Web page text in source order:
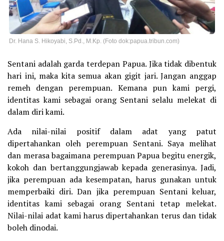
Dr. Hana S. Hikoyabi, S.Pd., M.Kp. (Foto dok:papua.tribun.com)
Sentani adalah garda terdepan Papua. Jika tidak dibentuk
hari ini, maka kita semua akan gigit jari. Jangan anggap
remeh dengan perempuan. Kemana pun kami pergi,
identitas kami sebagai orang Sentani selalu melekat di
dalam diri kami.
Ada nilai-nilai positif dalam adat yang patut
dipertahankan oleh perempuan Sentani. Saya melihat
dan merasa bagaimana perempuan Papua begitu energik,
kokoh dan bertanggungjawab kepada generasinya. Jadi,
jika perempuan ada kesempatan, harus gunakan untuk
memperbaiki diri. Dan jika perempuan Sentani keluar,
identitas kami sebagai orang Sentani tetap melekat.
Nilai-nilai adat kami harus dipertahankan terus dan tidak
boleh dinodai.